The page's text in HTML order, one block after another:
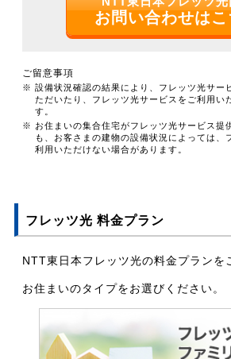
お問い合わせはこ
ご留意事項
※ 設備状況確認の結果により、フレッツ光サー
ただいたり、フレッツ光サービスをご利用い
す。
※ お住まいの集合住宅がフレッツ光サービス提
も、お客さまの建物の設備状況によっては、
利用いただけない場合があります。
フレッツ光 料金プラン
NTT東日本フレッツ光の料金プランを
お住まいのタイプをお選びください。